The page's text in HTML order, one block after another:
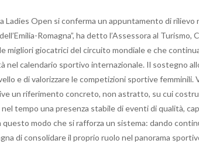
Ladies Open si conferma un appuntamento di rilievo
Romagna”, ha detto l’Assessora al Turismo,
migliori giocatrici del circuito mondiale e che
nel calendario sportivo internazionale. Il sostegno
e di valorizzare le competizioni sportive femminili.
un riferimento concreto, non astratto, su cui
tempo una presenza stabile di eventi di qualità,
modo che si rafforza un sistema: dando
di consolidare il proprio ruolo nel panorama